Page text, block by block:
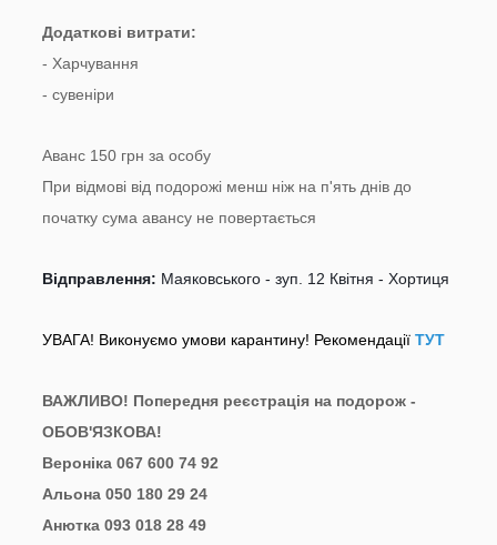
Додаткові витрати:
- Харчування
- сувеніри
Аванс 150 грн за особу
При відмові від подорожі менш ніж на п'ять днів до
початку сума авансу не повертається
Відправлення: Маяковського - зуп. 12 Квітня - Хортиця
УВАГА! Виконуємо умови карантину! Рекомендації ТУТ
ВАЖЛИВО! Попередня реєстрація на подорож -
ОБОВ'ЯЗКОВА!
Вероніка 067 600 74 92
Альона 050 180 29 24
Анютка 093 018 28 49